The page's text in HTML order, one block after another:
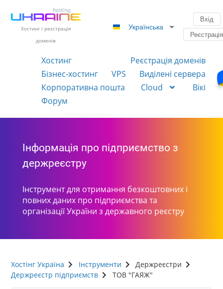
Хостинг і реєстрація
доменів
Українська
Вхід
Реєстрація
Хостинг
Реєстрація доменів
Бізнес-хостинг
VPS
Виділені сервера
Корпоративна пошта
Cloud
Вікі
Форум
Інформація про підприємство з
держреєстру
Інструмент для отримання безкоштовних і
повних даних про підприємства та
організації України з державного реєстру
Хостінг Україна Інструменти
Держреєстри
Держреєстр підприємств
ТОВ "ГАЯЖ"